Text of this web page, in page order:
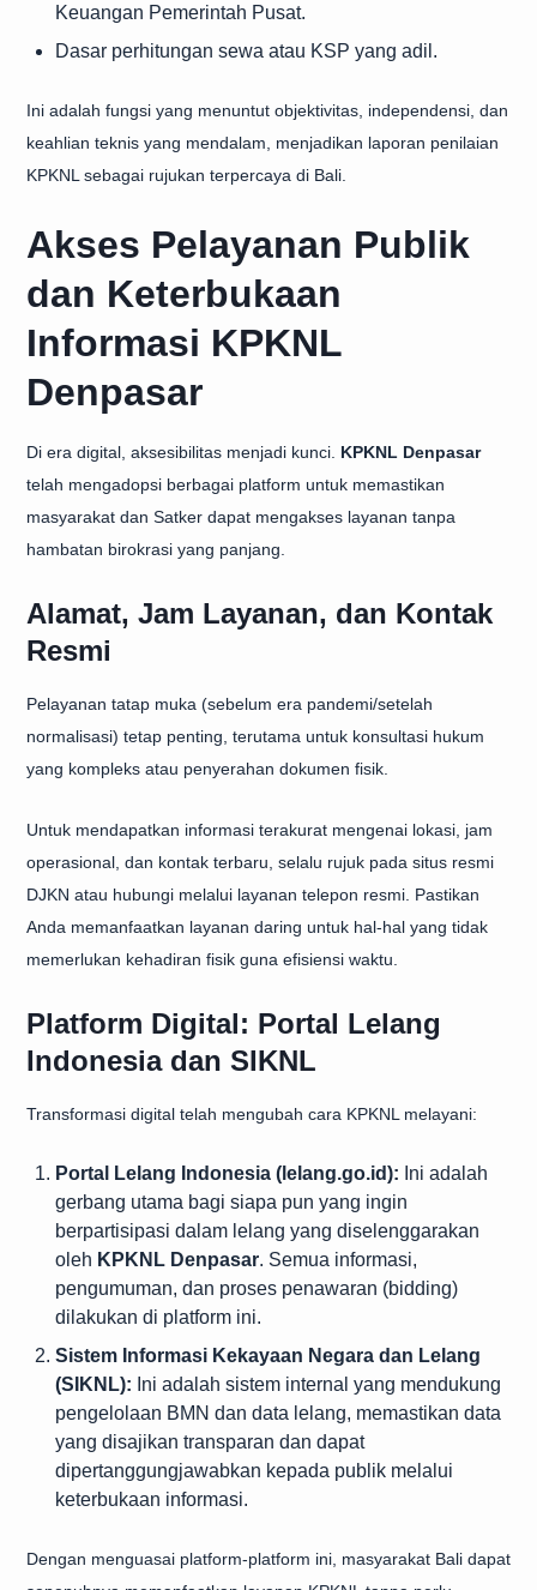
Keuangan Pemerintah Pusat.
Dasar perhitungan sewa atau KSP yang adil.
Ini adalah fungsi yang menuntut objektivitas, independensi, dan
keahlian teknis yang mendalam, menjadikan laporan penilaian
KPKNL sebagai rujukan terpercaya di Bali.
Akses Pelayanan Publik
dan Keterbukaan
Informasi KPKNL
Denpasar
Di era digital, aksesibilitas menjadi kunci. KPKNL Denpasar
telah mengadopsi berbagai platform untuk memastikan
masyarakat dan Satker dapat mengakses layanan tanpa
hambatan birokrasi yang panjang.
Alamat, Jam Layanan, dan Kontak
Resmi
Pelayanan tatap muka (sebelum era pandemi/setelah
normalisasi) tetap penting, terutama untuk konsultasi hukum
yang kompleks atau penyerahan dokumen fisik.
Untuk mendapatkan informasi terakurat mengenai lokasi, jam
operasional, dan kontak terbaru, selalu rujuk pada situs resmi
DJKN atau hubungi melalui layanan telepon resmi. Pastikan
Anda memanfaatkan layanan daring untuk hal-hal yang tidak
memerlukan kehadiran fisik guna efisiensi waktu.
Platform Digital: Portal Lelang
Indonesia dan SIKNL
Transformasi digital telah mengubah cara KPKNL melayani:
Portal Lelang Indonesia (lelang.go.id): Ini adalah
gerbang utama bagi siapa pun yang ingin
berpartisipasi dalam lelang yang diselenggarakan
oleh KPKNL Denpasar. Semua informasi,
pengumuman, dan proses penawaran (bidding)
dilakukan di platform ini.
Sistem Informasi Kekayaan Negara dan Lelang
(SIKNL): Ini adalah sistem internal yang mendukung
pengelolaan BMN dan data lelang, memastikan data
yang disajikan transparan dan dapat
dipertanggungjawabkan kepada publik melalui
keterbukaan informasi.
Dengan menguasai platform-platform ini, masyarakat Bali dapat